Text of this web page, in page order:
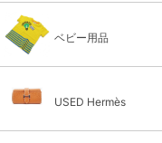
ベビー用品
USED Hermès